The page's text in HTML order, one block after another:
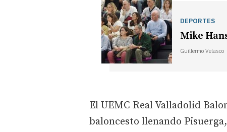
DEPORTES
Mike
Guillermo Velasco
El UEMC Real Valladolid
baloncesto llenando